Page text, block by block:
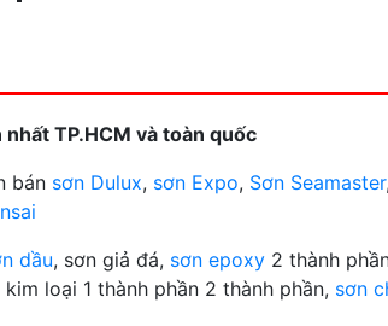
TP.HCM và toàn quốc
bán sơn Dulux, sơn Expo, Sơn Seamaster,
dầu, sơn giả đá, sơn epoxy 2 thành
kim loại 1 thành phần 2 thành phần, sơn